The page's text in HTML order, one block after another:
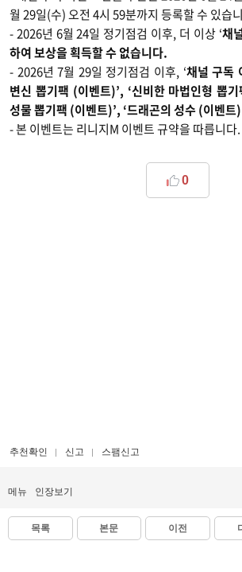
월 29일(수) 오전 4시 59분까지 등록할 수 있습
- 2026년 6월 24일 정기점검 이후, 더 이상 ‘채
하여 보상을 획득할 수 없습니다.
- 2026년 7월 29일 정기점검 이후, ‘채널 구독
변신 뽑기팩 (이벤트)’, ‘신비한 마법인형 뽑
성물 뽑기팩 (이벤트)’, ‘드래곤의 성수 (이벤트
- 본 이벤트는 리니지M 이벤트 규약을 따릅니다.
0
추천확인 신고 스팸신고
메뉴 인장보기
목록 본문 이전